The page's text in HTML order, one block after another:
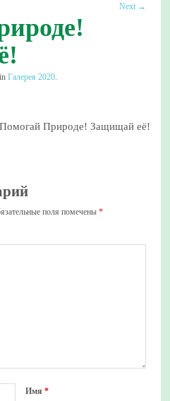
Next →
Галерея 2020.
Помогай Природе! Защищай её!
поля помечены *
Имя *